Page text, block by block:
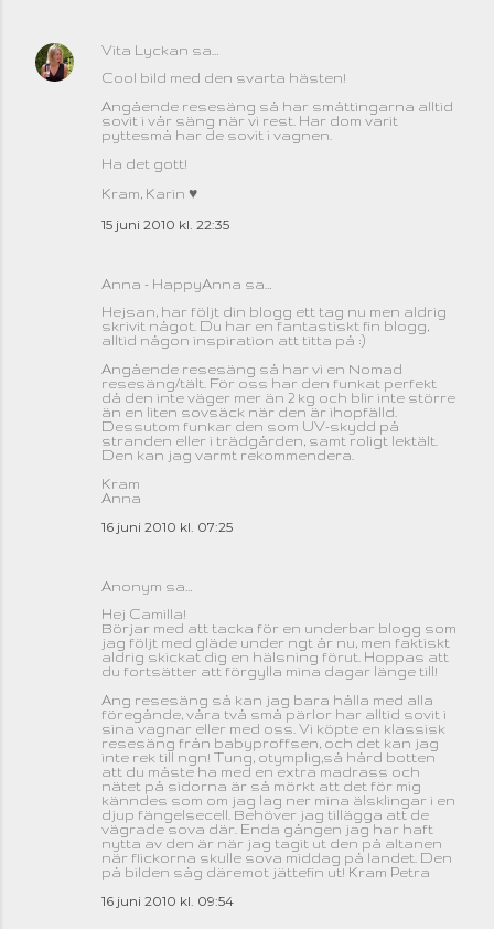
Vita Lyckan sa…
Cool bild med den svarta hästen!
Angående resesäng så har småttingarna alltid
sovit i vår säng när vi rest. Har dom varit
pyttesmå har de sovit i vagnen.
Ha det gott!
Kram, Karin ♥
15 juni 2010 kl. 22:35
Anna - HappyAnna sa…
Hejsan, har följt din blogg ett tag nu men aldrig
skrivit något. Du har en fantastiskt fin blogg,
alltid någon inspiration att titta på :)
Angående resesäng så har vi en Nomad
resesäng/tält. För oss har den funkat perfekt
då den inte väger mer än 2 kg och blir inte större
än en liten sovsäck när den är ihopfälld.
Dessutom funkar den som UV-skydd på
stranden eller i trädgården, samt roligt lektält.
Den kan jag varmt rekommendera.
Kram
Anna
16 juni 2010 kl. 07:25
Anonym sa…
Hej Camilla!
Börjar med att tacka för en underbar blogg som
jag följt med gläde under ngt år nu, men faktiskt
aldrig skickat dig en hälsning förut. Hoppas att
du fortsätter att förgylla mina dagar länge till!
Ang resesäng så kan jag bara hålla med alla
föregånde, våra två små pärlor har alltid sovit i
sina vagnar eller med oss. Vi köpte en klassisk
resesäng från babyproffsen, och det kan jag
inte rek till ngn! Tung, otymplig,så hård botten
att du måste ha med en extra madrass och
nätet på sidorna är så mörkt att det för mig
känndes som om jag lag ner mina älsklingar i en
djup fängelsecell. Behöver jag tillägga att de
vägrade sova där. Enda gången jag har haft
nytta av den är när jag tagit ut den på altanen
när flickorna skulle sova middag på landet. Den
på bilden såg däremot jättefin ut! Kram Petra
16 juni 2010 kl. 09:54